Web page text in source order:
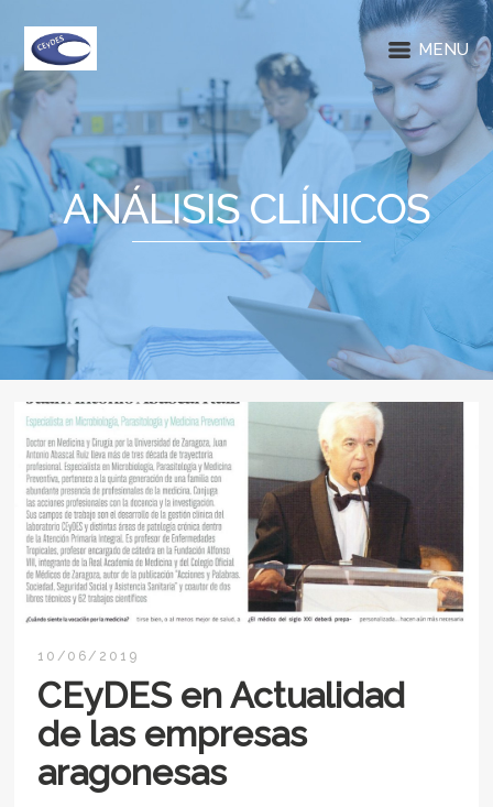
MENU
ANÁLISIS CLÍNICOS
10/06/2019
CEyDES en Actualidad
de las empresas
aragonesas